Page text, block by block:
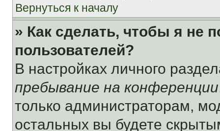
Вернуться к началу
» Как сделать, чтобы я не
пользователей?
В настройках личного
пребывание на конференции
только администраторам,
остальных вы будете